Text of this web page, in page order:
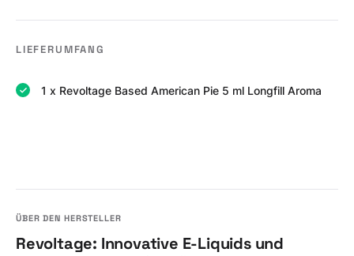
LIEFERUMFANG
1 x Revoltage Based American Pie 5 ml Longfill Aroma
Revoltage: Innovative E-Liquids und